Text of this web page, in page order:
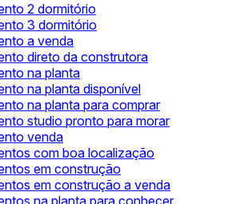
2 dormitório
3 dormitório
a venda
direto da construtora
na planta
na planta disponível
na planta para comprar
studio pronto para morar
venda
com boa localização
em construção
em construção a venda
na planta para conhecer